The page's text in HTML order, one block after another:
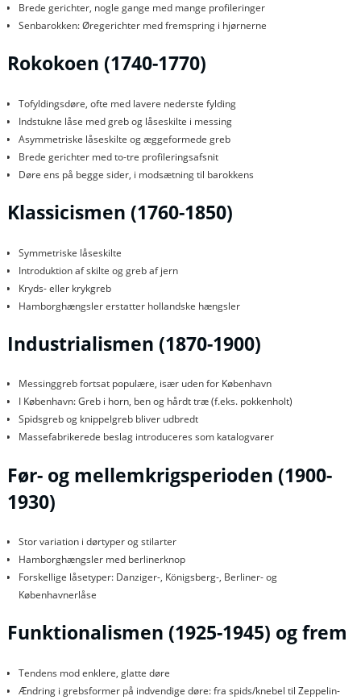
Brede gerichter, nogle gange med mange profileringer
Senbarokken: Øregerichter med fremspring i hjørnerne
Rokokoen (1740-1770)
Tofyldingsdøre, ofte med lavere nederste fylding
Indstukne låse med greb og låseskilte i messing
Asymmetriske låseskilte og æggeformede greb
Brede gerichter med to-tre profileringsafsnit
Døre ens på begge sider, i modsætning til barokkens
Klassicismen (1760-1850)
Symmetriske låseskilte
Introduktion af skilte og greb af jern
Kryds- eller krykgreb
Hamborghængsler erstatter hollandske hængsler
Industrialismen (1870-1900)
Messinggreb fortsat populære, især uden for København
I København: Greb i horn, ben og hårdt træ (f.eks. pokkenholt)
Spidsgreb og knippelgreb bliver udbredt
Massefabrikerede beslag introduceres som katalogvarer
Før- og mellemkrigsperioden (1900-
1930)
Stor variation i dørtyper og stilarter
Hamborghængsler med berlinerknop
Forskellige låsetyper: Danziger-, Königsberg-, Berliner- og
Københavnerlåse
Funktionalismen (1925-1945) og frem
Tendens mod enklere, glatte døre
Ændring i grebsformer på indvendige døre: fra spids/knebel til Zeppelin-